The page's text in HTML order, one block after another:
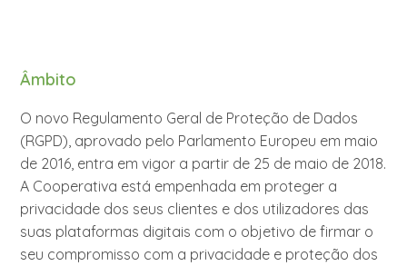
Âmbito
O novo Regulamento Geral de Proteção de Dados
(RGPD), aprovado pelo Parlamento Europeu em maio
de 2016, entra em vigor a partir de 25 de maio de 2018.
A Cooperativa está empenhada em proteger a
privacidade dos seus clientes e dos utilizadores das
suas plataformas digitais com o objetivo de firmar o
seu compromisso com a privacidade e proteção dos